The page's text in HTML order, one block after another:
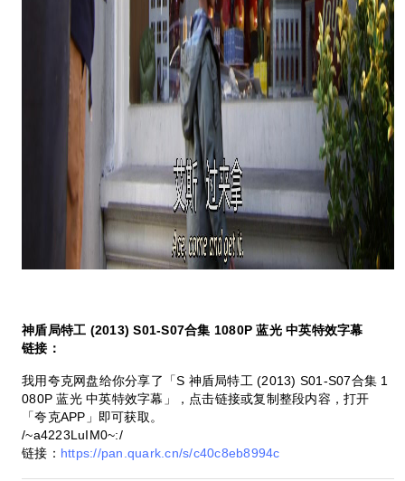
神盾局特工 (2013) S01-S07合集 1080P 蓝光 中英特效字幕
链接：
我用夸克网盘给你分享了「S 神盾局特工 (2013) S01-S07合集 1
080P 蓝光 中英特效字幕」，点击链接或复制整段内容，打开
「夸克APP」即可获取。
/~a4223LuIM0~:/
链接： https://pan.quark.cn/s/c40c8eb8994c